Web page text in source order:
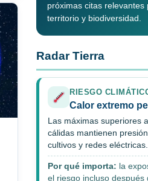
próximas citas relevantes
territorio y biodiversidad.
Radar Tierra
RIESGO
Calor extremo
Las máximas superiores
cálidas mantienen
cultivos y redes eléctricas.
Por qué importa: la
el riesgo incluso después